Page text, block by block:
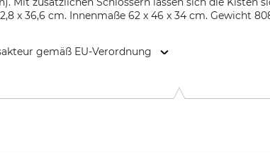
x 36,6 cm. Innenmaße 62 x 46 x 34 cm. Gewicht
gemäß EU-Verordnung